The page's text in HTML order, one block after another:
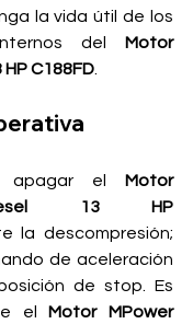
la vida útil de los
del Motor
C188FD
apagar el Motor
13 HP
la descompresión;
de aceleración
de stop. Es
el Motor MPower